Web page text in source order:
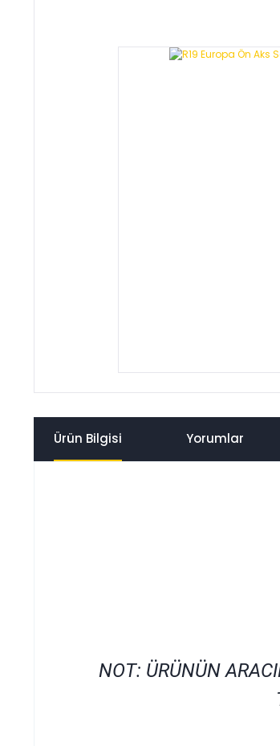
Ürün Bilgisi Yorumlar
NOT: ÜRÜNÜN